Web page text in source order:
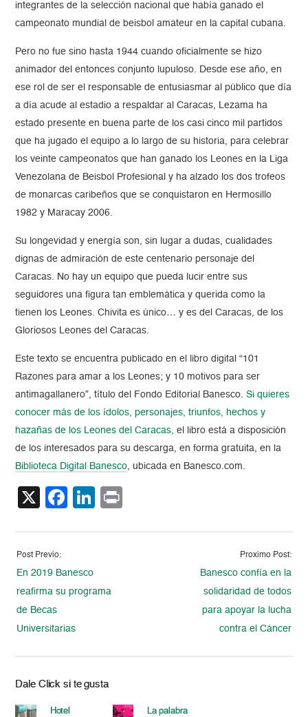
integrantes de la selección nacional que había ganado el
campeonato mundial de beisbol amateur en la capital cubana.
Pero no fue sino hasta 1944 cuando oficialmente se hizo
animador del entonces conjunto lupuloso. Desde ese año, en
ese rol de ser el responsable de entusiasmar al público que día
a día acude al estadio a respaldar al Caracas, Lezama ha
estado presente en buena parte de los casi cinco mil partidos
que ha jugado el equipo a lo largo de su historia, para celebrar
los veinte campeonatos que han ganado los Leones en la Liga
Venezolana de Beisbol Profesional y ha alzado los dos trofeos
de monarcas caribeños que se conquistaron en Hermosillo
1982 y Maracay 2006.
Su longevidad y energía son, sin lugar a dudas, cualidades
dignas de admiración de este centenario personaje del
Caracas. No hay un equipo que pueda lucir entre sus
seguidores una figura tan emblemática y querida como la
tienen los Leones. Chivita es único… y es del Caracas, de los
Gloriosos Leones del Caracas.
Este texto se encuentra publicado en el libro digital “101
Razones para amar a los Leones; y 10 motivos para ser
antimagallanero”, título del Fondo Editorial Banesco.Si quieres
conocer más de los ídolos, personajes, triunfos, hechos y
hazañas de los Leones del Caracas,el libro está a disposición
de los interesados para su descarga, en forma gratuita, en la
Biblioteca Digital Banesco, ubicada en Banesco.com.
X Facebook
LinkedIn
Post Previo:
En 2019 Banesco
reafirma su programa
de Becas
Universitarias
Proximo Post:
Banesco confía en la
solidaridad de todos
para apoyar la lucha
contra el Cáncer
Dale Click si te gusta
Hotel
La palabra